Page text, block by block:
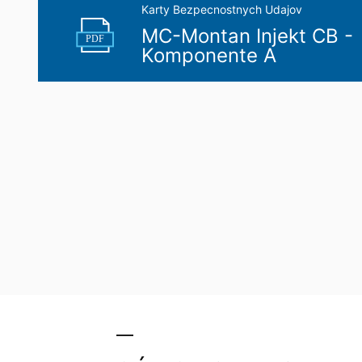
PDF
Karty Bezpecnostnych Udajov
MC-Montan Injekt CB -
Komponente A